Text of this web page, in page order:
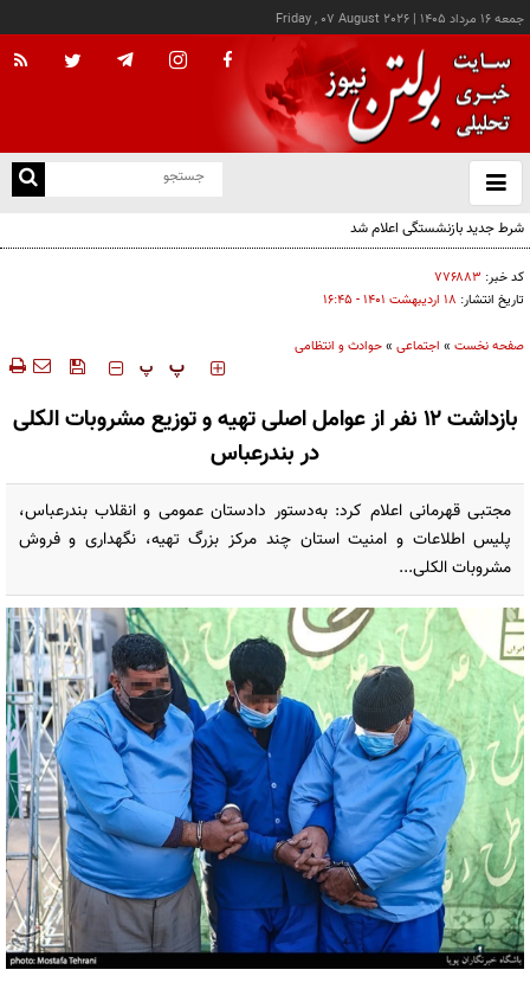
جمعه ۱۶ مرداد ۱۴۰۵ |
Friday , 07 August 2026
باز
و
شرط جدید بازنشستگی اعلام شد
کد خبر: ۷۷۶۸۸۳
تاریخ انتشار: ۱۸ ارديبهشت ۱۴۰۱ - ۱۶:۴۵
صفحه نخست » اجتماعی »حوادث و انتظامی
‍‍‍ پ پ
بازداشت ۱۲ نفر از عوامل اصلی تهیه و توزیع مشروبات الکلی
در بندرعباس
مجتبی قهرمانی اعلام کرد: به‌دستور دادستان عمومی و انقلاب بندرعباس،
پلیس اطلاعات و امنیت استان چند مرکز بزرگ تهیه، نگهداری و فروش
مشروبات الکلی...